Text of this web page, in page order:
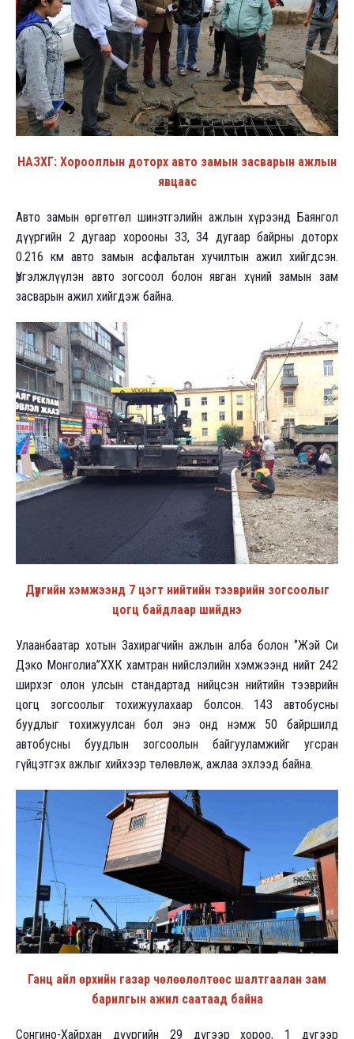
НАЗХГ: Хорооллын доторх авто замын засварын ажлын
явцаас
Авто замын өргөтгөл шинэтгэлийн ажлын хүрээнд Баянгол
дүүргийн 2 дугаар хорооны 33, 34 дугаар байрны доторх
0.216 км авто замын асфальтан хучилтын ажил хийгдсэн.
Үргэлжлүүлэн авто зогсоол болон явган хүний замын зам
засварын ажил хийгдэж байна.
Дүүргийн хэмжээнд 7 цэгт нийтийн тээврийн зогсоолыг
цогц байдлаар шийднэ
Улаанбаатар хотын Захирагчийн ажлын алба болон ‘’Жэй Си
Дэко Монголиа’’ХХК хамтран нийслэлийн хэмжээнд нийт 242
ширхэг олон улсын стандартад нийцсэн нийтийн тээврийн
цогц зогсоолыг тохижуулахаар болсон. 143 автобусны
буудлыг тохижуулсан бол энэ онд нэмж 50 байршилд
автобусны буудлын зогсоолын байгууламжийг угсран
гүйцэтгэх ажлыг хийхээр төлөвлөж, ажлаа эхлээд байна.
Ганц айл өрхийн газар чөлөөлөлтөөс шалтгаалан зам
барилгын ажил саатаад байна
Сонгино-Хайрхан дүүргийн 29 дүгээр хороо, 1 дүгээр